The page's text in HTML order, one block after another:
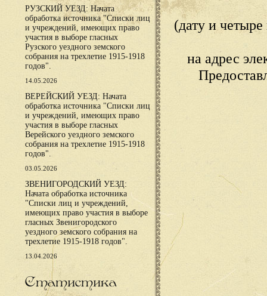
РУЗСКИЙ УЕЗД: Начата
обработка источника "Списки лиц
и учреждений, имеющих право
участия в выборе гласных
Рузского уездного земского
собрания на трехлетие 1915-1918
годов".
14.05.2026
ВЕРЕЙСКИЙ УЕЗД: Начата
обработка источника "Списки лиц
и учреждений, имеющих право
участия в выборе гласных
Верейского уездного земского
собрания на трехлетие 1915-1918
годов".
03.05.2026
ЗВЕНИГОРОДСКИЙ УЕЗД:
Начата обработка источника
"Списки лиц и учреждений,
имеющих право участия в выборе
гласных Звенигородского
уездного земского собрания на
трехлетие 1915-1918 годов".
13.04.2026
Статистика
(дату и
на адрес